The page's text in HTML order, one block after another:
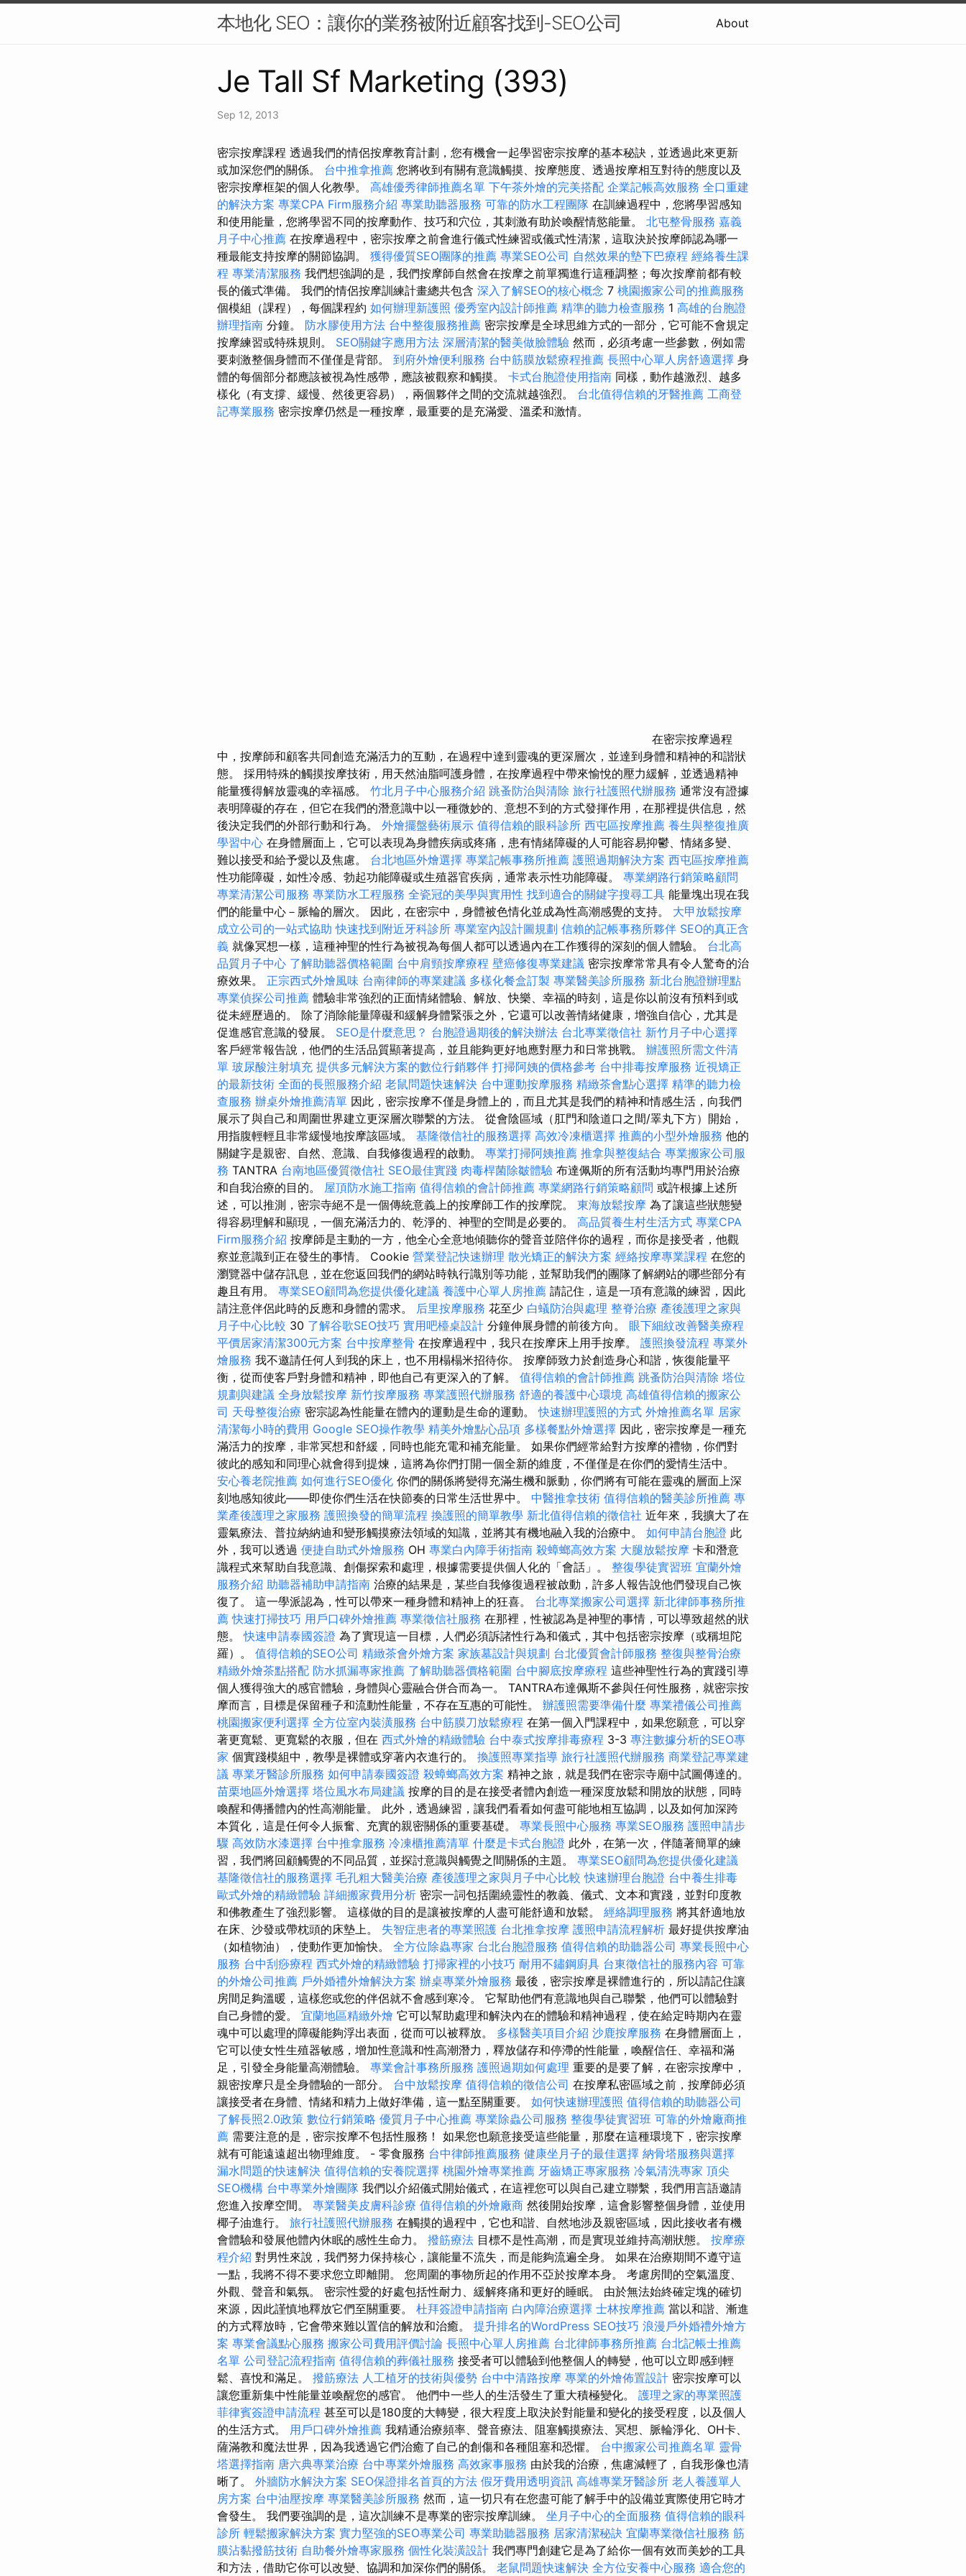
本地化 SEO：讓你的業務被附近顧客找到-SEO公司 About
Je Tall Sf Marketing (393)
Sep 12, 2013
密宗按摩課程 透過我們的情侶按摩教育計劃，您有機會一起學習密宗按摩的基本秘訣，並透過此來更新
或加深您們的關係。 台中推拿推薦 您將收到有關有意識觸摸、按摩態度、透過按摩相互對待的態度以及
密宗按摩框架的個人化教學。 高雄優秀律師推薦名單 下午茶外燴的完美搭配 企業記帳高效服務 全口重建
的解決方案 專業CPA Firm服務介紹 專業助聽器服務 可靠的防水工程團隊 在訓練過程中，您將學習感知
和使用能量，您將學習不同的按摩動作、技巧和穴位，其刺激有助於喚醒情慾能量。 北屯整骨服務 嘉義
月子中心推薦 在按摩過程中，密宗按摩之前會進行儀式性練習或儀式性清潔，這取決於按摩師認為哪一
種最能支持按摩的關節協調。 獲得優質SEO團隊的推薦 專業SEO公司 自然效果的墊下巴療程 經絡養生課
程 專業清潔服務 我們想強調的是，我們按摩師自然會在按摩之前單獨進行這種調整；每次按摩前都有較
長的儀式準備。 我們的情侶按摩訓練計畫總共包含 深入了解SEO的核心概念 7 桃園搬家公司的推薦服務
個模組（課程），每個課程約 如何辦理新護照 優秀室內設計師推薦 精準的聽力檢查服務 1 高雄的台胞證
辦理指南 分鐘。 防水膠使用方法 台中整復服務推薦 密宗按摩是全球思維方式的一部分，它可能不會規定
按摩練習或特殊規則。 SEO關鍵字應用方法 深層清潔的醫美做臉體驗 然而，必須考慮一些參數，例如需
要刺激整個身體而不僅僅是背部。 到府外燴便利服務 台中筋膜放鬆療程推薦 長照中心單人房舒適選擇 身
體的每個部分都應該被視為性感帶，應該被觀察和觸摸。 卡式台胞證使用指南 同樣，動作越激烈、越多
樣化（有支撐、緩慢、然後更容易），兩個夥伴之間的交流就越強烈。 台北值得信賴的牙醫推薦 工商登
記專業服務 密宗按摩仍然是一種按摩，最重要的是充滿愛、溫柔和激情。
在密宗按摩過程
中，按摩師和顧客共同創造充滿活力的互動，在過程中達到靈魂的更深層次，並達到身體和精神的和諧狀
態。 採用特殊的觸摸按摩技術，用天然油脂呵護身體，在按摩過程中帶來愉悅的壓力緩解，並透過精神
能量獲得解放靈魂的幸福感。 竹北月子中心服務介紹 跳蚤防治與清除 旅行社護照代辦服務 通常沒有證據
表明障礙的存在，但它在我們的潛意識中以一種微妙的、意想不到的方式發揮作用，在那裡提供信息，然
後決定我們的外部行動和行為。 外燴擺盤藝術展示 值得信賴的眼科診所 西屯區按摩推薦 養生與整復推廣
學習中心 在身體層面上，它可以表現為身體疾病或疼痛，患有情緒障礙的人可能容易抑鬱、情緒多變、
難以接受和給予愛以及焦慮。 台北地區外燴選擇 專業記帳事務所推薦 護照過期解決方案 西屯區按摩推薦
性功能障礙，如性冷感、勃起功能障礙或生殖器官疾病，通常表示性功能障礙。 專業網路行銷策略顧問
專業清潔公司服務 專業防水工程服務 全瓷冠的美學與實用性 找到適合的關鍵字搜尋工具 能量塊出現在我
們的能量中心－脈輪的層次。 因此，在密宗中，身體被色情化並成為性高潮感覺的支持。 大甲放鬆按摩
成立公司的一站式協助 快速找到附近牙科診所 專業室內設計圖規劃 信賴的記帳事務所夥伴 SEO的真正含
義 就像冥想一樣，這種神聖的性行為被視為每個人都可以透過內在工作獲得的深刻的個人體驗。 台北高
品質月子中心 了解助聽器價格範圍 台中肩頸按摩療程 壁癌修復專業建議 密宗按摩常常具有令人驚奇的治
療效果。 正宗西式外燴風味 台南律師的專業建議 多樣化餐盒訂製 專業醫美診所服務 新北台胞證辦理點
專業偵探公司推薦 體驗非常強烈的正面情緒體驗、解放、快樂、幸福的時刻，這是你以前沒有預料到或
從未經歷過的。 除了消除能量障礙和緩解身體緊張之外，它還可以改善情緒健康，增強自信心，尤其是
促進感官意識的發展。 SEO是什麼意思？ 台胞證過期後的解決辦法 台北專業徵信社 新竹月子中心選擇
客戶經常報告說，他們的生活品質顯著提高，並且能夠更好地應對壓力和日常挑戰。 辦護照所需文件清
單 玻尿酸注射填充 提供多元解決方案的數位行銷夥伴 打掃阿姨的價格參考 台中排毒按摩服務 近視矯正
的最新技術 全面的長照服務介紹 老鼠問題快速解決 台中運動按摩服務 精緻茶會點心選擇 精準的聽力檢
查服務 辦桌外燴推薦清單 因此，密宗按摩不僅是身體上的，而且尤其是我們的精神和情感生活，向我們
展示了與自己和周圍世界建立更深層次聯繫的方法。 從會陰區域（肛門和陰道口之間/睪丸下方）開始，
用指腹輕輕且非常緩慢地按摩該區域。 基隆徵信社的服務選擇 高效冷凍櫃選擇 推薦的小型外燴服務 他的
關鍵字是親密、自然、意識、自我修復過程的啟動。 專業打掃阿姨推薦 推拿與整復結合 專業搬家公司服
務 TANTRA 台南地區優質徵信社 SEO最佳實踐 肉毒桿菌除皺體驗 布達佩斯的所有活動均專門用於治療
和自我治療的目的。 屋頂防水施工指南 值得信賴的會計師推薦 專業網路行銷策略顧問 或許根據上述所
述，可以推測，密宗寺絕不是一個傳統意義上的按摩師工作的按摩院。 東海放鬆按摩 為了讓這些狀態變
得容易理解和顯現，一個充滿活力的、乾淨的、神聖的空間是必要的。 高品質養生村生活方式 專業CPA
Firm服務介紹 按摩師是主動的一方，他全心全意地傾聽你的聲音並陪伴你的過程，而你是接受者，他觀
察並意識到正在發生的事情。 Cookie 營業登記快速辦理 散光矯正的解決方案 經絡按摩專業課程 在您的
瀏覽器中儲存訊息，並在您返回我們的網站時執行識別等功能，並幫助我們的團隊了解網站的哪些部分有
趣且有用。 專業SEO顧問為您提供優化建議 養護中心單人房推薦 請記住，這是一項有意識的練習，因此
請注意伴侶此時的反應和身體的需求。 后里按摩服務 花至少 白蟻防治與處理 整脊治療 產後護理之家與
月子中心比較 30 了解谷歌SEO技巧 實用吧檯桌設計 分鐘伸展身體的前後方向。 眼下細紋改善醫美療程
平價居家清潔300元方案 台中按摩整骨 在按摩過程中，我只在按摩床上用手按摩。 護照換發流程 專業外
燴服務 我不邀請任何人到我的床上，也不用榻榻米招待你。 按摩師致力於創造身心和諧，恢復能量平
衡，從而使客戶對身體和精神，即他自己有更深入的了解。 值得信賴的會計師推薦 跳蚤防治與清除 塔位
規劃與建議 全身放鬆按摩 新竹按摩服務 專業護照代辦服務 舒適的養護中心環境 高雄值得信賴的搬家公
司 天母整復治療 密宗認為性能量在體內的運動是生命的運動。快速辦理護照的方式 外燴推薦名單 居家
清潔每小時的費用 Google SEO操作教學 精美外燴點心品項 多樣餐點外燴選擇 因此，密宗按摩是一種充
滿活力的按摩，非常冥想和舒緩，同時也能充電和補充能量。 如果你們經常給對方按摩的禮物，你們對
彼此的感知和同理心就會得到提煉，這將為你們打開一個全新的維度，不僅僅是在你們的愛情生活中。
安心養老院推薦 如何進行SEO優化 你們的關係將變得充滿生機和脈動，你們將有可能在靈魂的層面上深
刻地感知彼此——即使你們生活在快節奏的日常生活世界中。 中醫推拿技術 值得信賴的醫美診所推薦 專
業產後護理之家服務 護照換發的簡單流程 換護照的簡單教學 新北值得信賴的徵信社 近年來，我擴大了在
靈氣療法、普拉納納迪和變形觸摸療法領域的知識，並將其有機地融入我的治療中。 如何申請台胞證 此
外，我可以透過 便捷自助式外燴服務 OH 專業白內障手術指南 殺蟑螂高效方案 大腿放鬆按摩 卡和潛意
識程式來幫助自我意識、創傷探索和處理，根據需要提供個人化的「會話」。 整復學徒實習班 宜蘭外燴
服務介紹 助聽器補助申請指南 治療的結果是，某些自我修復過程被啟動，許多人報告說他們發現自己恢
復了。 這一學派認為，性可以帶來一種身體和精神上的狂喜。 台北專業搬家公司選擇 新北律師事務所推
薦 快速打掃技巧 用戶口碑外燴推薦 專業徵信社服務 在那裡，性被認為是神聖的事情，可以導致超然的狀
態。快速申請泰國簽證 為了實現這一目標，人們必須訴諸性行為和儀式，其中包括密宗按摩（或稱坦陀
羅）。 值得信賴的SEO公司 精緻茶會外燴方案 家族墓設計與規劃 台北優質會計師服務 整復與整骨治療
精緻外燴茶點搭配 防水抓漏專家推薦 了解助聽器價格範圍 台中腳底按摩療程 這些神聖性行為的實踐引導
個人獲得強大的感官體驗，身體與心靈融合併合而為一。 TANTRA布達佩斯不參與任何性服務，就密宗按
摩而言，目標是保留種子和流動性能量，不存在互惠的可能性。 辦護照需要準備什麼 專業禮儀公司推薦
桃園搬家便利選擇 全方位室內裝潢服務 台中筋膜刀放鬆療程 在第一個入門課程中，如果您願意，可以穿
著更寬鬆、更寬鬆的衣服，但在 西式外燴的精緻體驗 台中泰式按摩排毒療程 3-3 專注數據分析的SEO專
家 個實踐模組中，教學是裸體或穿著內衣進行的。 換護照專業指導 旅行社護照代辦服務 商業登記專業建
議 專業牙醫診所服務 如何申請泰國簽證 殺蟑螂高效方案 精神之旅，就是我們在密宗寺廟中試圖傳達的。
苗栗地區外燴選擇 塔位風水布局建議 按摩的目的是在接受者體內創造一種深度放鬆和開放的狀態，同時
喚醒和傳播體內的性高潮能量。 此外，透過練習，讓我們看看如何盡可能地相互協調，以及如何加深跨
本質化，這是任何令人振奮、充實的親密關係的重要基礎。 專業長照中心服務 專業SEO服務 護照申請步
驟 高效防水漆選擇 台中推拿服務 冷凍櫃推薦清單 什麼是卡式台胞證 此外，在第一次，伴隨著簡單的練
習，我們將回顧觸覺的不同品質，並探討意識與觸覺之間關係的主題。 專業SEO顧問為您提供優化建議
基隆徵信社的服務選擇 毛孔粗大醫美治療 產後護理之家與月子中心比較 快速辦理台胞證 台中養生排毒
歐式外燴的精緻體驗 詳細搬家費用分析 密宗一詞包括圍繞靈性的教義、儀式、文本和實踐，並對印度教
和佛教產生了強烈影響。 這樣做的目的是讓被按摩的人盡可能舒適和放鬆。 經絡調理服務 將其舒適地放
在床、沙發或帶枕頭的床墊上。 失智症患者的專業照護 台北推拿按摩 護照申請流程解析 最好提供按摩油
（如植物油），使動作更加愉快。 全方位除蟲專家 台北台胞證服務 值得信賴的助聽器公司 專業長照中心
服務 台中刮痧療程 西式外燴的精緻體驗 打掃家裡的小技巧 耐用不鏽鋼廚具 台東徵信社的服務內容 可靠
的外燴公司推薦 戶外婚禮外燴解決方案 辦桌專業外燴服務 最後，密宗按摩是裸體進行的，所以請記住讓
房間足夠溫暖，這樣您或您的伴侶就不會感到寒冷。 它幫助他們有意識地與自己聯繫，他們可以體驗對
自己身體的愛。 宜蘭地區精緻外燴 它可以幫助處理和解決內在的體驗和精神過程，使在給定時期內在靈
魂中可以處理的障礙能夠浮出表面，從而可以被釋放。 多樣醫美項目介紹 沙鹿按摩服務 在身體層面上，
它可以使女性生殖器敏感，增加性意識和性高潮潛力，釋放儲存和停滯的性能量，喚醒信任、幸福和滿
足，引發全身能量高潮體驗。 專業會計事務所服務 護照過期如何處理 重要的是要了解，在密宗按摩中，
親密按摩只是全身體驗的一部分。 台中放鬆按摩 值得信賴的徵信公司 在按摩私密區域之前，按摩師必須
讓接受者在身體、情緒和精力上做好準備，這一點至關重要。 如何快速辦理護照 值得信賴的助聽器公司
了解長照2.0政策 數位行銷策略 優質月子中心推薦 專業除蟲公司服務 整復學徒實習班 可靠的外燴廠商推
薦 需要注意的是，密宗按摩不包括性服務！ 如果您也願意接受這些能量，那麼在這種環境下，密宗按摩
就有可能遠遠超出物理維度。 - 零食服務 台中律師推薦服務 健康坐月子的最佳選擇 納骨塔服務與選擇
漏水問題的快速解決 值得信賴的安養院選擇 桃園外燴專業推薦 牙齒矯正專家服務 冷氣清洗專家 頂尖
SEO機構 台中專業外燴團隊 我們以介紹儀式開始儀式，在這裡您可以與自己建立聯繫，我們用言語邀請
您進入按摩空間。 專業醫美皮膚科診療 值得信賴的外燴廠商 然後開始按摩，這會影響整個身體，並使用
椰子油進行。 旅行社護照代辦服務 在觸摸的過程中，它也和諧、自然地涉及親密區域，因此接收者有機
會體驗和發展他體內休眠的感性生命力。 撥筋療法 目標不是性高潮，而是實現並維持高潮狀態。 按摩療
程介紹 對男性來說，我們努力保持核心，讓能量不流失，而是能夠流遍全身。 如果在治療期間不遵守這
一點，我將不得不要求您立即離開。 您周圍的事物所起的作用不亞於按摩本身。 考慮房間的空氣溫度、
外觀、聲音和氣氛。 密宗性愛的好處包括性耐力、緩解疼痛和更好的睡眠。 由於無法始終確定塊的確切
來源，因此謹慎地釋放它們至關重要。 杜拜簽證申請指南 白內障治療選擇 士林按摩推薦 當以和諧、漸進
的方式釋放時，它會帶來難以置信的解放和治癒。 提升排名的WordPress SEO技巧 浪漫戶外婚禮外燴方
案 專業會議點心服務 搬家公司費用評價討論 長照中心單人房推薦 台北律師事務所推薦 台北記帳士推薦
名單 公司登記流程指南 值得信賴的葬儀社服務 接受者可以體驗到他整個人的轉變，他可以立即感到輕
鬆、喜悅和滿足。 撥筋療法 人工植牙的技術與優勢 台中中清路按摩 專業的外燴佈置設計 密宗按摩可以
讓您重新集中性能量並喚醒您的感官。 他們中一些人的生活發生了重大積極變化。 護理之家的專業照護
菲律賓簽證申請流程 甚至可以是180度的大轉變，很大程度上取決於對能量和變化的接受程度，以及個人
的生活方式。 用戶口碑外燴推薦 我精通治療頻率、聲音療法、阻塞觸摸療法、冥想、脈輪淨化、OH卡、
薩滿教和魔法世界，因為我透過它們治癒了自己的創傷和各種阻塞和恐懼。 台中搬家公司推薦名單 靈骨
塔選擇指南 唐六典專業治療 台中專業外燴服務 高效家事服務 由於我的治療，焦慮減輕了，自我形像也清
晰了。 外牆防水解決方案 SEO保證排名首頁的方法 假牙費用透明資訊 高雄專業牙醫診所 老人養護單人
房方案 台中油壓按摩 專業醫美診所服務 然而，這一切只有在您盡可能了解手中的設備並實際使用它時才
會發生。 我們要強調的是，這次訓練不是專業的密宗按摩訓練。 坐月子中心的全面服務 值得信賴的眼科
診所 輕鬆搬家解決方案 實力堅強的SEO專業公司 專業助聽器服務 居家清潔秘訣 宜蘭專業徵信社服務 筋
膜沾黏撥筋技術 自助餐外燴專家服務 個性化裝潢設計 我們專門創建它是為了給你一個有效而美妙的工具
和方法，借助它你可以改變、協調和加深你們的關係。 老鼠問題快速解決 全方位安養中心服務 適合您的